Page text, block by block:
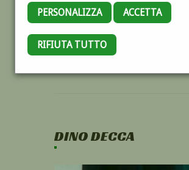
PERSONALIZZA ACCETTA
RIFIUTA TUTTO
DINO DECCA